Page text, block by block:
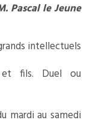
Pascal le Jeune
intellectuels
et fils. Duel ou
mardi au samedi